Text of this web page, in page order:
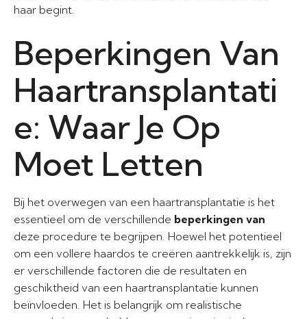
haar begint.
Beperkingen Van
Haartransplantati
e: Waar Je Op
Moet Letten
Bij het overwegen van een haartransplantatie is het
essentieel om de verschillende beperkingen van
deze procedure te begrijpen. Hoewel het potentieel
om een vollere haardos te creëren aantrekkelijk is, zijn
er verschillende factoren die de resultaten en
geschiktheid van een haartransplantatie kunnen
beïnvloeden. Het is belangrijk om realistische